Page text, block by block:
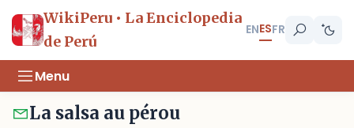
WikiPeru • La Enciclopedia
de Perú
ENESFR
Menu
La salsa au pérou